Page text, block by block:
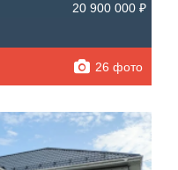
20 900 000 ₽
26 фото